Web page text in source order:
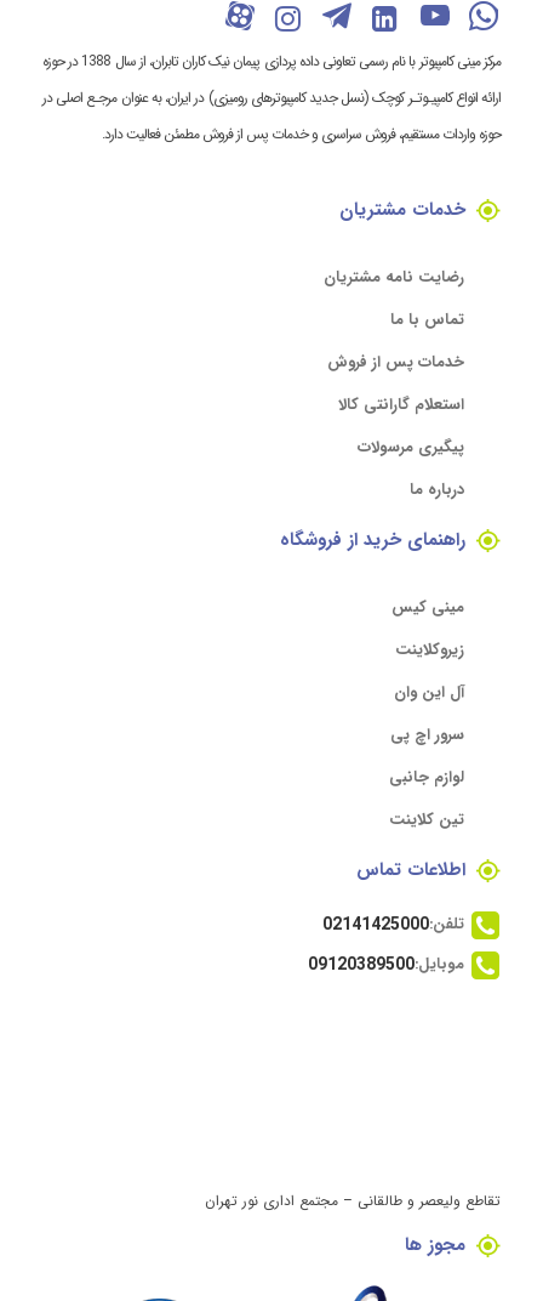
مرکز مینی کامپیوتر با نام رسمی تعاونی داده پردازی پیمان نیک کاران تابران، از سال 1388 در حوزه
ارائه انواع کامپیـوتـر کوچک (نسل جدید کامپیوترهای رومیزی) در ایران، به عنوان مرجـع اصلی در
حوزه واردات مستقیم، فروش سراسری و خدمات پس از فروش مطمئن فعالیت دارد.
خدمات مشتریان
رضایت نامه مشتریان
تماس با ما
خدمات پس از فروش
استعلام گارانتی کالا
پیگیری مرسولات
درباره ما
راهنمای خرید از فروشگاه
مینی کیس
زیروکلاینت
آل این وان
سرور اچ پی
لوازم جانبی
تین کلاینت
اطلاعات تماس
تلفن:02141425000
موبایل:09120389500
تقاطع ولیعصر و طالقانی – مجتمع اداری نور تهران
مجوز ها